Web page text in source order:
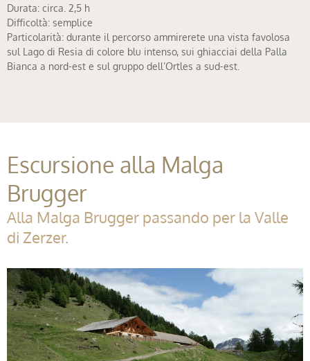
Durata: circa. 2,5 h
Difficoltà: semplice
Particolarità: durante il percorso ammirerete una vista favolosa
sul Lago di Resia di colore blu intenso, sui ghiacciai della Palla
Bianca a nord-est e sul gruppo dell’Ortles a sud-est.
Escursione alla Malga
Brugger
Alla Malga Brugger passando per la Valle
di Zerzer.